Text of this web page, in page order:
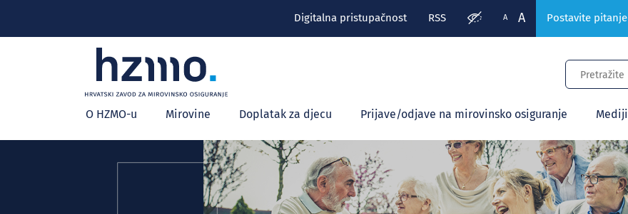
Digitalna pristupačnost RSS A A Postavite pitanje
Glavni
izbornik
O HZMO-u Mirovine Doplatak za djecu Prijave/odjave na mirovinsko osiguranje Mediji